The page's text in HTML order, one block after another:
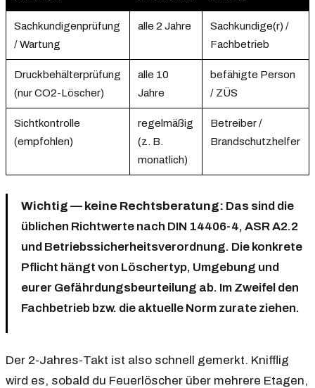
Sachkundigenprüfung
/ Wartung
alle 2 Jahre
Sachkundige(r) /
Fachbetrieb
Druckbehälterprüfung
(nur CO2-Löscher)
alle 10
Jahre
befähigte Person
/ ZÜS
Sichtkontrolle
(empfohlen)
regelmäßig
(z. B.
monatlich)
Betreiber /
Brandschutzhelfer
Wichtig — keine Rechtsberatung: Das sind die
üblichen Richtwerte nach DIN 14406-4, ASR A2.2
und Betriebssicherheitsverordnung. Die konkrete
Pflicht hängt von Löschertyp, Umgebung und
eurer Gefährdungsbeurteilung ab. Im Zweifel den
Fachbetrieb bzw. die aktuelle Norm zurate ziehen.
Der 2-Jahres-Takt ist also schnell gemerkt. Knifflig
wird es, sobald du Feuerlöscher über mehrere Etagen,